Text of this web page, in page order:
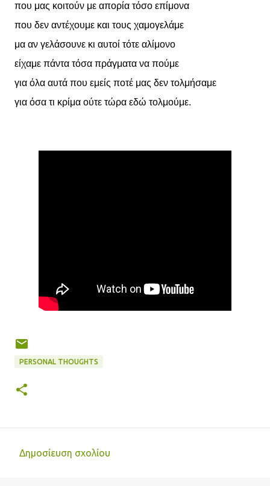
που μας κοιτούν με απορία τόσο επίμονα
που δεν αντέχουμε και τους χαμογελάμε
μα αν γελάσουνε κι αυτοί τότε αλίμονο
είχαμε πάντα τόσα πράγματα να πούμε
για όλα αυτά που εμείς ποτέ μας δεν τολμήσαμε
για όσα τι κρίμα ούτε τώρα εδώ τολμούμε.
PERSONAL THOUGHTS
Δημοσίευση σχολίου